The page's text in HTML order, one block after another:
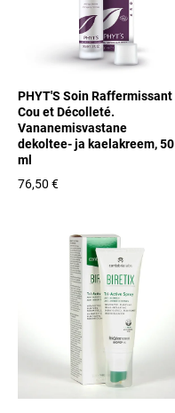
PHYT'S Soin Raffermissant
Cou et Décolleté.
Vananemisvastane
dekoltee- ja kaelakreem, 50
ml
76,50 €